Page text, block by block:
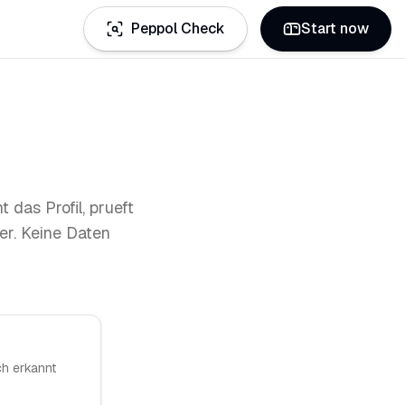
Peppol Check Start now
das Profil, prueft
Keine Daten
erkannt